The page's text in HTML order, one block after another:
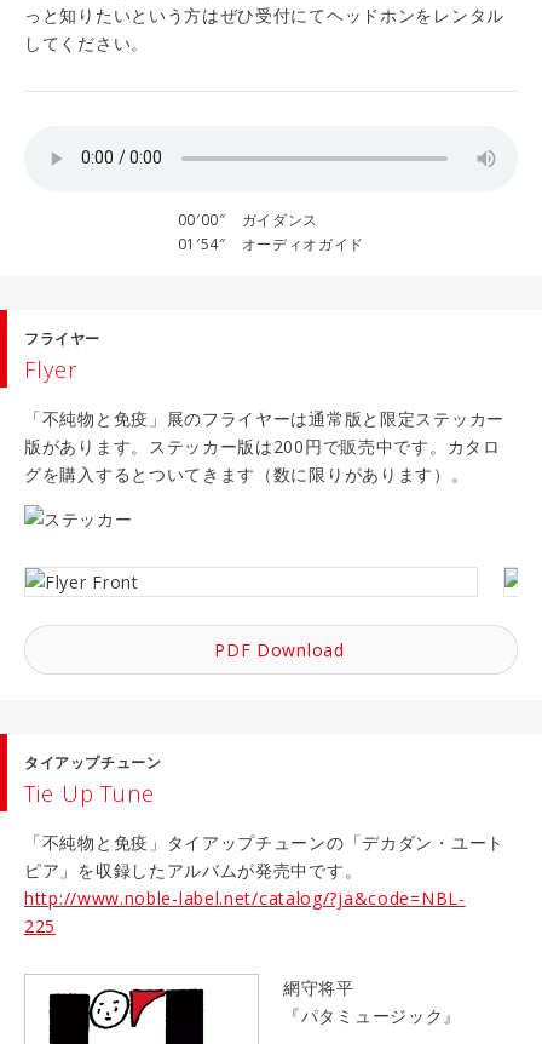
っと知りたいという方はぜひ受付にてヘッドホンをレンタル
してください。
00′00″
ガイダンス
01′54″
オーディオガイド
フライヤー
Flyer
「不純物と免疫」展のフライヤーは通常版と限定ステッカー
版があります。ステッカー版は200円で販売中です。カタロ
グを購入するとついてきます（数に限りがあります）。
PDF Download
タイアップチューン
Tie Up Tune
「不純物と免疫」タイアップチューンの「デカダン・ユート
ピア」を収録したアルバムが発売中です。
http://www.noble-label.net/catalog/?ja&code=NBL-
225
網守将平
『パタミュージック』